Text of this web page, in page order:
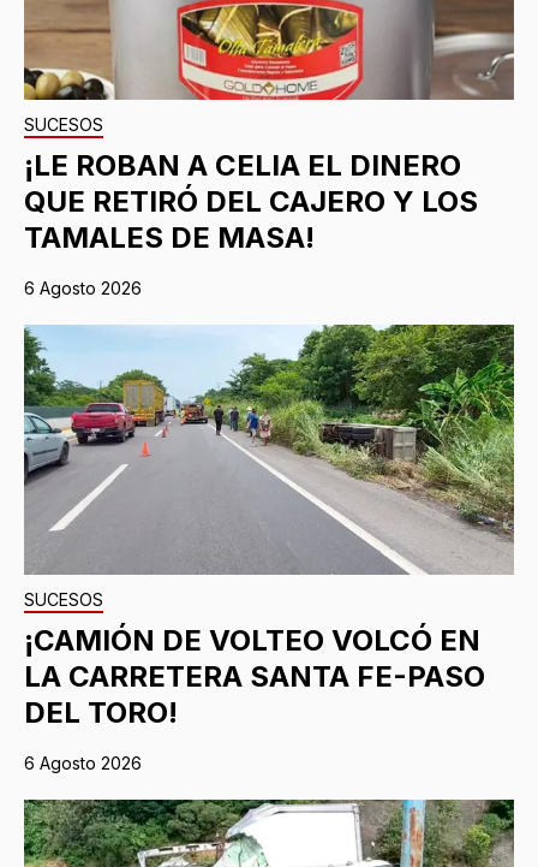
SUCESOS
¡LE ROBAN A CELIA EL DINERO
QUE RETIRÓ DEL CAJERO Y LOS
TAMALES DE MASA!
6 Agosto 2026
SUCESOS
¡CAMIÓN DE VOLTEO VOLCÓ EN
LA CARRETERA SANTA FE-PASO
DEL TORO!
6 Agosto 2026